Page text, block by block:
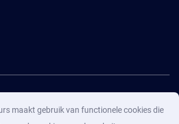
maakt gebruik van functionele cookies die